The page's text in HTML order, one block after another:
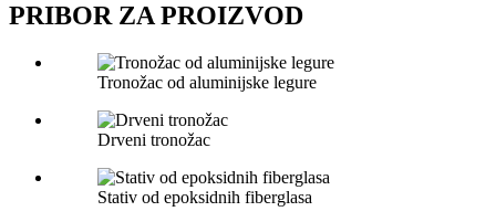
PRIBOR ZA PROIZVOD
Tronožac od aluminijske legure
Drveni tronožac
Stativ od epoksidnih fiberglasa